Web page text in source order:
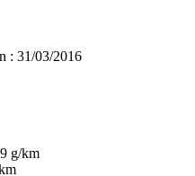
: 31/03/2016
g/km